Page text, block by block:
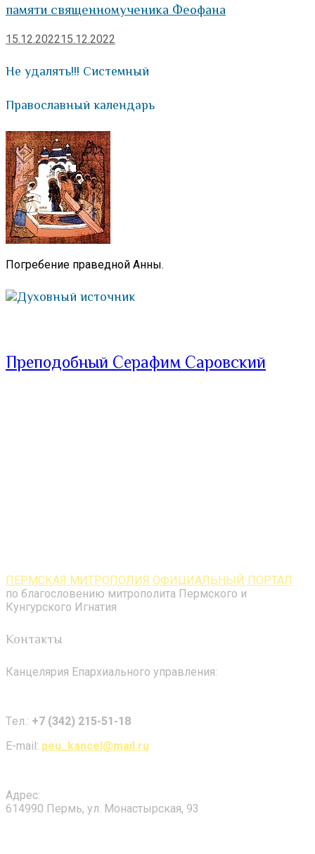
памяти священномученика Феофана
15.12.202215.12.2022
Не удалять!!! Системный
Православный календарь
Погребение праведной Анны.
Духовный источник
Преподобный Серафим Саровский
ПЕРМСКАЯ МИТРОПОЛИЯ ОФИЦИАЛЬНЫЙ ПОРТАЛ
по благословению митрополита Пермского и
Кунгурского Игнатия
Контакты
Канцелярия Епархиального управления:
Tел.: +7 (342) 215-51-18
E-mail: peu_kancel@mail.ru
Адрес:
614990 Пермь, ул. Монастырская, 93